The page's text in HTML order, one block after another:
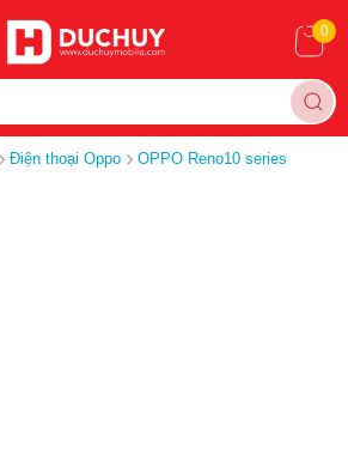
0
Điện thoại Oppo OPPO Reno10 series